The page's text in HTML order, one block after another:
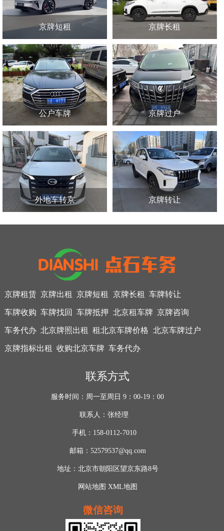
京牌短租 京牌长租
公户车牌 京牌过户
外地车转京 京牌转让
京牌租赁 京牌出租 京牌短租 京牌长租 车牌转让
车牌收购 车牌找回 车牌抵押 北京租车牌 京牌咨询
车务代办 北京牌照出租 租北京车牌价格 北京车牌过户
京牌指标出租 收购北京车牌 车务代办
联系方式
服务时间：周一至周日 9：00-19：00
联系人：张经理
手机：158-0112-7010
邮箱：52579537@qq.com
地址：北京市朝阳区望京东路8号
网站地图 XML地图
微信咨询